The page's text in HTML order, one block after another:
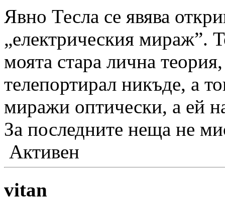
Явно Тесла се явява
„електрическия мираж”.
моята стара лична
телепортирал никъде, а
миражи оптически, а ей
За последните неща не
Активен
vitan